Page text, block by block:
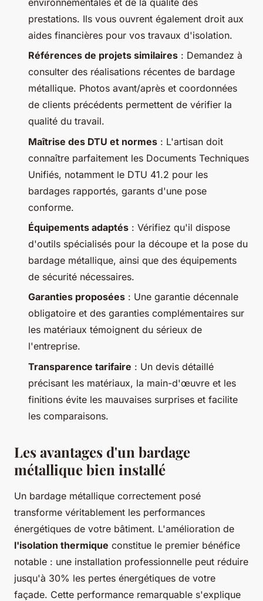
prestations. Ils vous ouvrent également droit aux
aides financières pour vos travaux d'isolation.
Références de projets similaires : Demandez à
consulter des réalisations récentes de bardage
métallique. Photos avant/après et coordonnées
de clients précédents permettent de vérifier la
qualité du travail.
Maîtrise des DTU et normes : L'artisan doit
connaître parfaitement les Documents Techniques
Unifiés, notamment le DTU 41.2 pour les
bardages rapportés, garants d'une pose
conforme.
Équipements adaptés : Vérifiez qu'il dispose
d'outils spécialisés pour la découpe et la pose du
bardage métallique, ainsi que des équipements
de sécurité nécessaires.
Garanties proposées : Une garantie décennale
obligatoire et des garanties complémentaires sur
les matériaux témoignent du sérieux de
l'entreprise.
Transparence tarifaire : Un devis détaillé
précisant les matériaux, la main-d'œuvre et les
finitions évite les mauvaises surprises et facilite
les comparaisons.
Les avantages d'un bardage
métallique bien installé
Un bardage métallique correctement posé
transforme véritablement les performances
énergétiques de votre bâtiment. L'amélioration de
l'isolation thermique constitue le premier bénéfice
notable : une installation professionnelle peut réduire
jusqu'à 30% les pertes énergétiques de votre
façade. Cette performance remarquable s'explique